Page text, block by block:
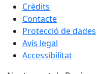
Crèdits
Contacte
Protecció de dades
Avís legal
Accessibilitat